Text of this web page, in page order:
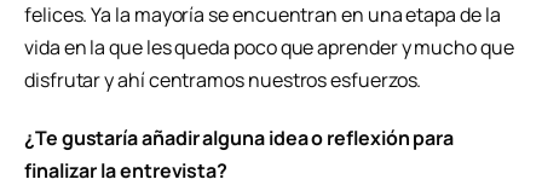
felices. Ya la mayoría se encuentran en una etapa de la
vida en la que les queda poco que aprender y mucho que
disfrutar y ahí centramos nuestros esfuerzos.
¿Te gustaría añadir alguna idea o reflexión para
finalizar la entrevista?